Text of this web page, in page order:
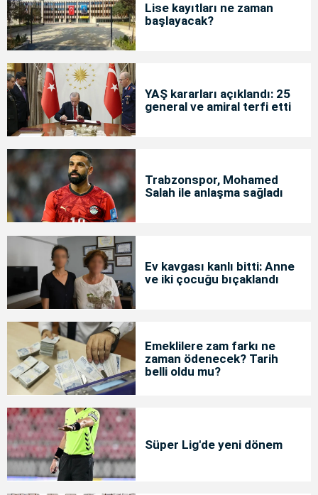
Lise kayıtları ne zaman
başlayacak?
YAŞ kararları açıklandı: 25
general ve amiral terfi etti
Trabzonspor, Mohamed
Salah ile anlaşma sağladı
Ev kavgası kanlı bitti: Anne
ve iki çocuğu bıçaklandı
Emeklilere zam farkı ne
zaman ödenecek? Tarih
belli oldu mu?
Süper Lig'de yeni dönem